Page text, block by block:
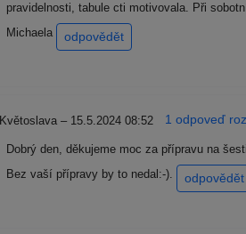
pravidelnosti, tabule cti motivovala. Při
Michaela
odpovědět
Květoslava – 15.5.2024 08:52 1 odpoveď
Dobrý den, děkujeme moc za přípravu na
Bez vaší přípravy by to nedal:-).
odpovědět